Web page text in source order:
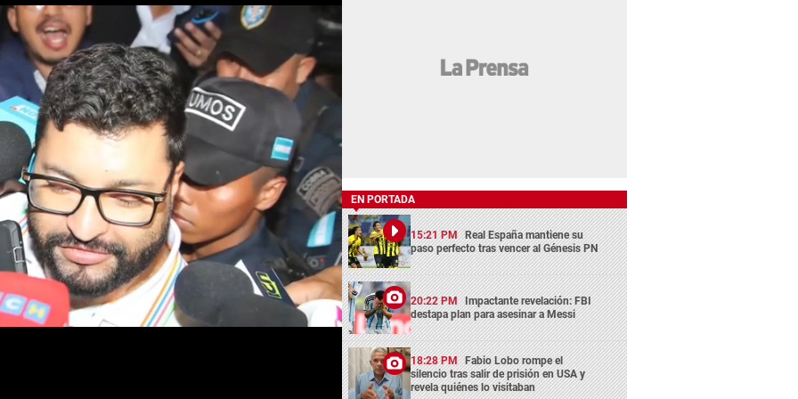
EN PORTADA
15:21 PM Real España mantiene su
paso perfecto tras vencer al Génesis PN
20:22 PM Impactante revelación: FBI
destapa plan para asesinar a Messi
18:28 PM Fabio Lobo rompe el
silencio tras salir de prisión en USA y
revela quiénes lo visitaban